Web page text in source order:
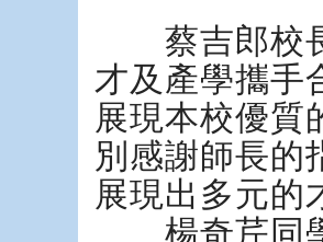
蔡吉郎校長
才及產學攜手
展現本校優質
別感謝師長的
展現出多元的
楊奇芹同學